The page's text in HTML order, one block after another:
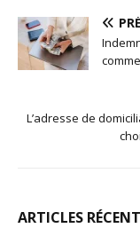
L’adresse de
ARTICLES